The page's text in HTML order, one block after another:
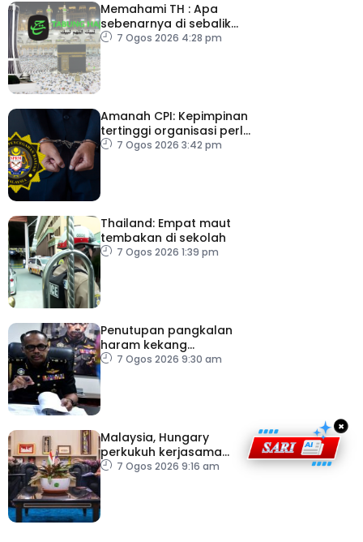
Memahami TH : Apa
sebenarnya di sebalik
angka
7 Ogos 2026 4:28 pm
Amanah CPI: Kepimpinan
tertinggi organisasi perlu
pacu reformasi radikal
7 Ogos 2026 3:42 pm
Thailand: Empat maut
tembakan di sekolah
7 Ogos 2026 1:39 pm
Penutupan pangkalan
haram kekang
penyeludupan di
7 Ogos 2026 9:30 am
Malaysia, Hungary
perkukuh kerjasama
sektor pertanian
7 Ogos 2026 9:16 am
×